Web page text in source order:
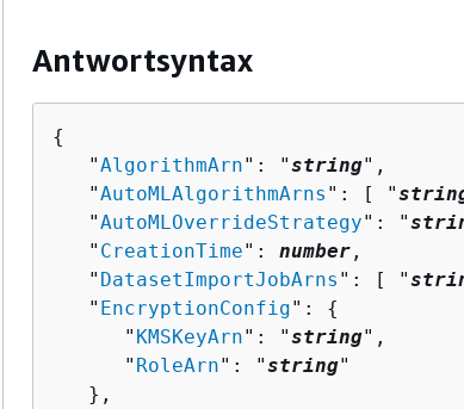
Antwortsyntax
{
   "
AlgorithmArn": "string",
   "
AutoMLAlgorithmArns ": [ "
   "
AutoMLOverrideStrategy": "
   "
CreationTime": number ,
   "
DatasetImportJobArns ": [ "
   "
EncryptionConfig": {
      "
KMSKeyArn": "string",
      "
RoleArn": "string"
   },